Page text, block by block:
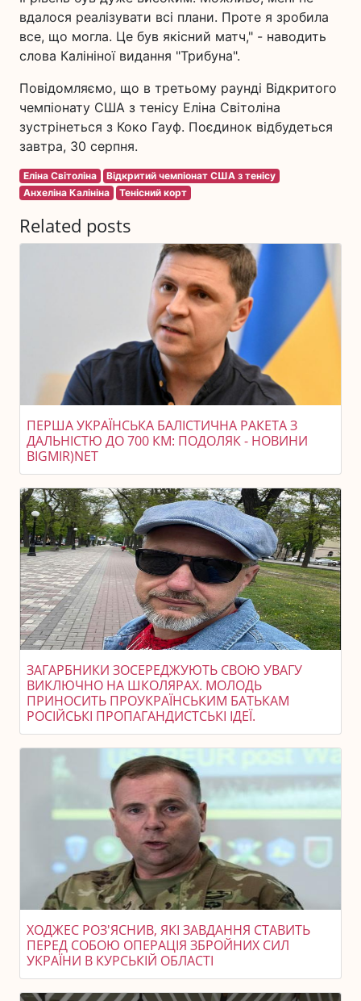
вдалося реалізувати всі плани. Проте я зробила
все, що могла. Це був якісний матч," - наводить
слова Калініної видання "Трибуна".
Повідомляємо, що в третьому раунді Відкритого
чемпіонату США з тенісу Еліна Світоліна
зустрінеться з Коко Гауф. Поєдинок відбудеться
завтра, 30 серпня.
Еліна Світоліна
Відкритий чемпіонат США з тенісу
Анхеліна Калініна
Тенісний корт
Related posts
ПЕРША УКРАЇНСЬКА БАЛІСТИЧНА РАКЕТА З
ДАЛЬНІСТЮ ДО 700 КМ: ПОДОЛЯК - НОВИНИ
BIGMIR)NET
ЗАГАРБНИКИ ЗОСЕРЕДЖУЮТЬ СВОЮ УВАГУ
ВИКЛЮЧНО НА ШКОЛЯРАХ. МОЛОДЬ
ПРИНОСИТЬ ПРОУКРАЇНСЬКИМ БАТЬКАМ
РОСІЙСЬКІ ПРОПАГАНДИСТСЬКІ ІДЕЇ.
ХОДЖЕС РОЗ'ЯСНИВ, ЯКІ ЗАВДАННЯ СТАВИТЬ
ПЕРЕД СОБОЮ ОПЕРАЦІЯ ЗБРОЙНИХ СИЛ
УКРАЇНИ В КУРСЬКІЙ ОБЛАСТІ